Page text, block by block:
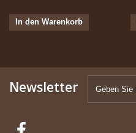
In den Warenkorb
Newsletter